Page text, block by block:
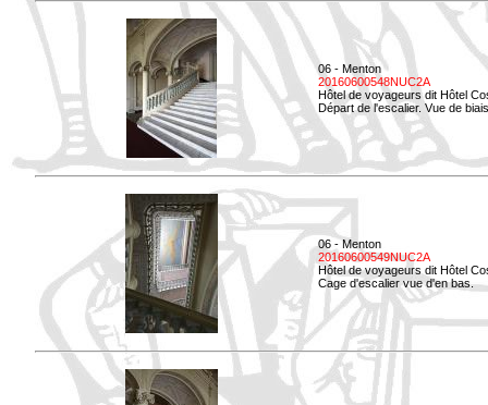
06 - Menton
20160600548NUC2A
Hôtel de voyageurs dit Hôtel
Départ de l'escalier. Vue de
06 - Menton
20160600549NUC2A
Hôtel de voyageurs dit Hôtel
Cage d'escalier vue d'en bas.